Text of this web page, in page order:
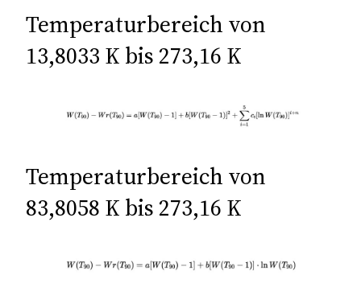
Temperaturbereich von
13,8033 K bis 273,16 K
Temperaturbereich von
83,8058 K bis 273,16 K